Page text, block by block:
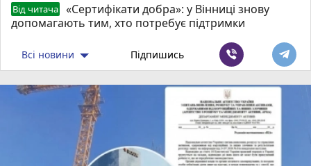
Від читача
«Сертифікати добра»: у Вінниці знову
допомагають тим, хто потребує підтримки
Всі новини Підпишись